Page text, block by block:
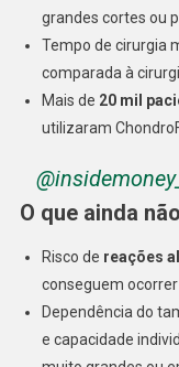
grandes cortes ou
Tempo de cirurgia
comparada à
Mais de 20 mil
utilizaram
@insidemoney_
O que ainda
Risco de reações
conseguem
Dependência do
e capacidade